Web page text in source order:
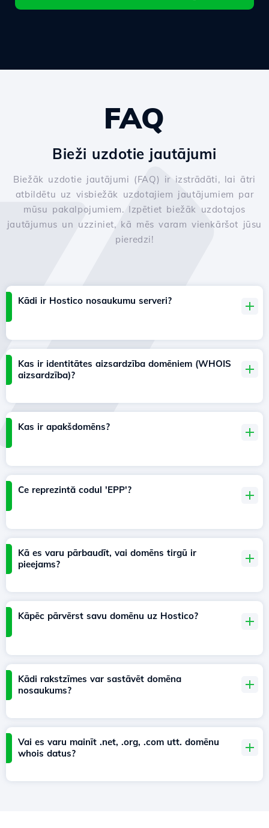
FAQ
Bieži uzdotie jautājumi
Biežāk uzdotie jautājumi (FAQ) ir izstrādāti, lai ātri
atbildētu uz visbiežāk uzdotajiem jautājumiem par
mūsu pakalpojumiem. Izpētiet biežāk uzdotajos
jautājumus un uzziniet, kā mēs varam vienkāršot jūsu
pieredzi!
Kādi ir Hostico nosaukumu serveri?
Kas ir identitātes aizsardzība domēniem (WHOIS
aizsardzība)?
Kas ir apakšdomēns?
Ce reprezintă codul 'EPP'?
Kā es varu pārbaudīt, vai domēns tirgū ir
pieejams?
Kāpēc pārvērst savu domēnu uz Hostico?
Kādi rakstzīmes var sastāvēt domēna
nosaukums?
Vai es varu mainīt .net, .org, .com utt. domēnu
whois datus?